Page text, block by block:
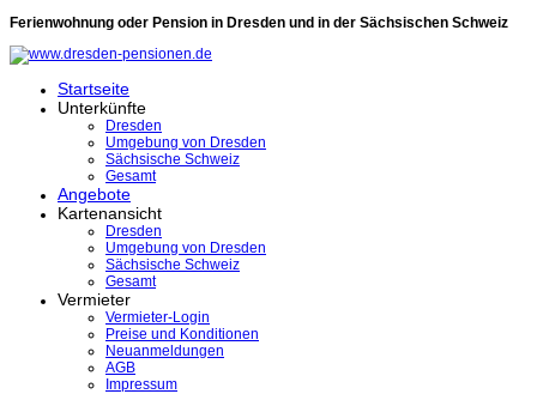
Ferienwohnung oder Pension in Dresden und in der Sächsischen Schweiz
Startseite
Unterkünfte
Dresden
Umgebung von Dresden
Sächsische Schweiz
Gesamt
Angebote
Kartenansicht
Dresden
Umgebung von Dresden
Sächsische Schweiz
Gesamt
Vermieter
Vermieter-Login
Preise und Konditionen
Neuanmeldungen
AGB
Impressum